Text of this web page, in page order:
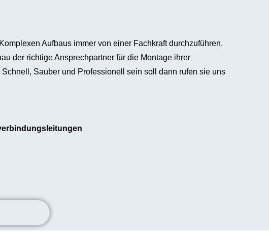
Aufbaus immer von einer Fachkraft durchzuführen.
der richtige Ansprechpartner für die Montage ihrer
Sauber und Professionell sein soll dann rufen sie uns